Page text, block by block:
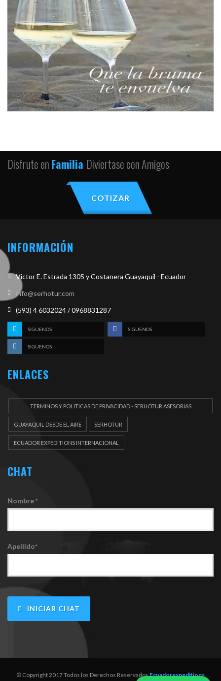
Disfrute enFamilia Diviertase con Amigos
COTIZAR
INFORMACIÓN
Victor E. Estrada 1305 y Costanera Guayaquil - Ecuador
info@serhotur.com
(593) 4 6032024 / 0968831287
SIGUENOS SIGUENOS
SIGUENOS
ENLACES
TERMINOS Y POLITICAS DE PRIVACIDAD - SERHOTUR ASESORIAS
GUAYAQUIL DESDE EL AIRE SERHOTUR
ECUADOR EXPEDITIONS INTERNACIONAL
CHAT
Nombre *
Apellido*
INICIAR CHAT
© Copyright 2017 Todos los Derechos ReservadosEcuadorexpeditions